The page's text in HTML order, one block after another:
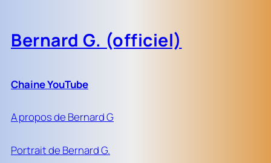
Bernard G. (officiel)
Chaine YouTube
A propos de Bernard G
Portrait de Bernard G.